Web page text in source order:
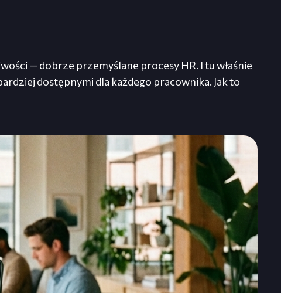
— dobrze przemyślane procesy HR. I tu właśnie
dostępnymi dla każdego pracownika. Jak to